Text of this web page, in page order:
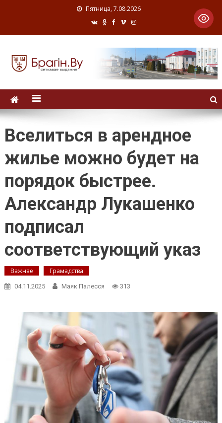
Пятница, 7.08.2026
Вселиться в арендное
жилье можно будет на
порядок быстрее.
Александр Лукашенко
подписал
соответствующий указ
Важнае Грамадства
04.11.2025 Маяк Палесся 313